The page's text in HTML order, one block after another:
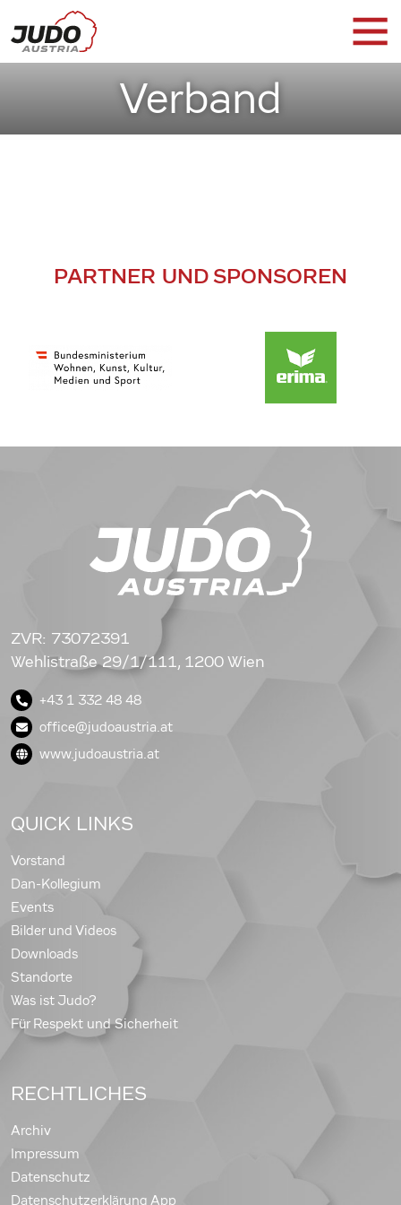
Verband
PARTNER UND SPONSOREN
ZVR: 73072391
Wehlistraße 29/1/111, 1200 Wien
+43 1 332 48 48
office@judoaustria.at
www.judoaustria.at
QUICK LINKS
Vorstand
Dan-Kollegium
Events
Bilder und Videos
Downloads
Standorte
Was ist Judo?
Für Respekt und Sicherheit
RECHTLICHES
Archiv
Impressum
Datenschutz
Datenschutzerklärung App